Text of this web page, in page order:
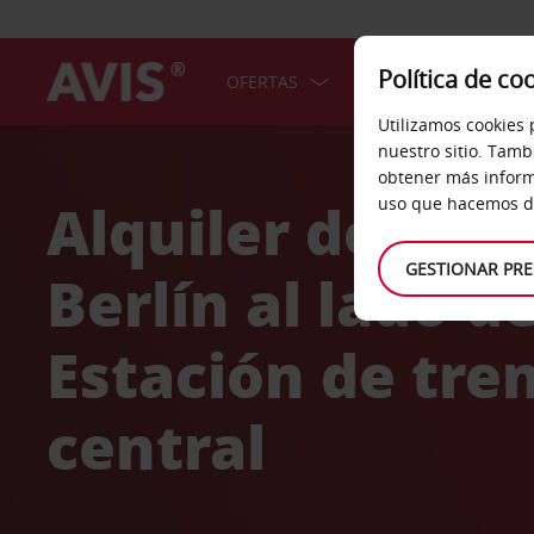
OFERTAS COCHES
Alquiler de
Berlín al lado
Estación de
central
Política de
Utilizamos
nuestro sitio.
obtener más
uso que hacemos
GESTIONAR